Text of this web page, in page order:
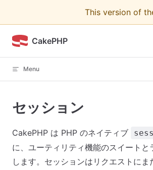
This version of
CakePHP
Menu
セッション
CakePHP は PHP のネイティブ
に、ユーティリティ機能のスイートと
します。セッションはリクエストに